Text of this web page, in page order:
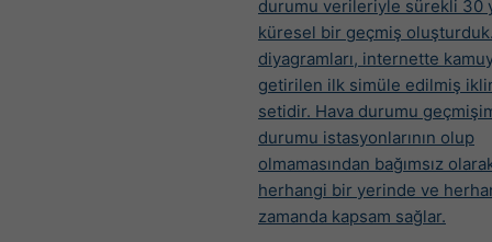
durumu verileriyle sürekli 30
küresel bir geçmiş
diyagramları, internette
getirilen ilk simüle edilmiş
setidir. Hava durumu
durumu istasyonlarının olup
olmamasından bağımsız
herhangi bir yerinde ve
zamanda kapsam sağlar.